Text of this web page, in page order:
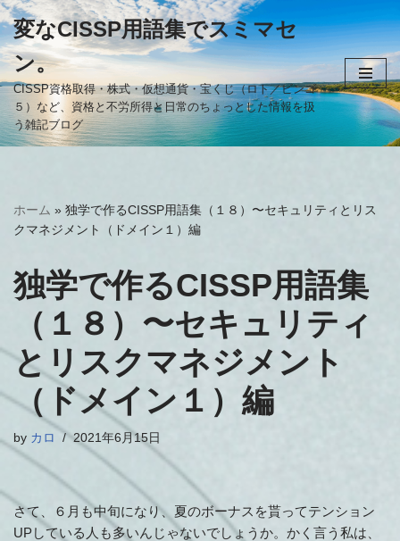
コ
ン
テ
ン
ツ
ッ
プ
変なCISSP用語集でスミマセ
ン。
CISSP資格取得・株式・仮想通貨・宝くじ（ロト／ビンゴ
５）など、資格と不労所得と日常のちょっとした情報を扱
う雑記ブログ
ホーム » 独学で作るCISSP用語集（１８）〜セキュリティとリス
クマネジメント（ドメイン１）編
独学で作るCISSP用語集
（１８）〜セキュリティ
とリスクマネジメント
（ドメイン１）編
by カロ 2021年6月15日
さて、６月も中旬になり、夏のボーナスを貰ってテンション
UPしている人も多いんじゃないでしょうか。かく言う私は、